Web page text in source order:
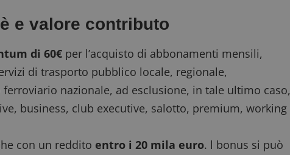
e valore contributo
di 60€ per l’acquisto di abbonamenti mensili,
di trasporto pubblico locale, regionale,
nazionale, ad esclusione, in tale ultimo caso,
business, club executive, salotto, premium, working
con un reddito entro i 20 mila euro. l bonus si può